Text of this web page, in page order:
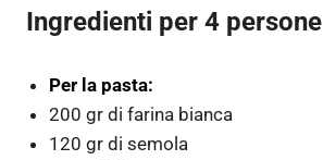
Ingredienti per 4 persone
Per la pasta:
200 gr di farina bianca
120 gr di semola